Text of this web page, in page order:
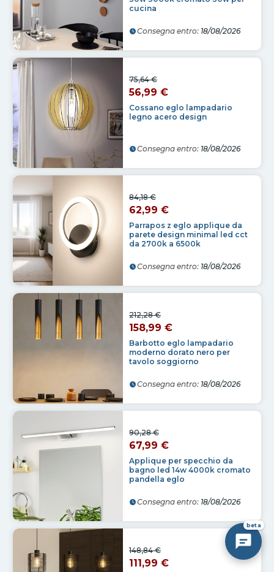
cucina
Consegna entro: 18/08/2026
Cossano eglo lampadario
legno acero design
75,64 €
56,99 €
Consegna entro: 18/08/2026
Parrapos z eglo applique da
parete design minimal led cct
da 2700k a 6500k
84,18 €
62,99 €
Consegna entro: 18/08/2026
Barbotto eglo lampadario
moderno dorato nero per
tavolo soggiorno
212,28 €
158,99 €
Consegna entro: 18/08/2026
Applique per specchio da
bagno led 14w 4000k cromato
pandella eglo
90,28 €
67,99 €
Consegna entro: 18/08/2026
148,84 €
111,99 €
beta